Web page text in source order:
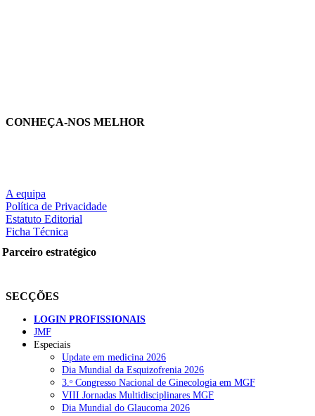
nas redes sociais:
RECENTES
Plataforma criada por estudantes apoia famílias após diagnóstico de
CONHEÇA-NOS MELHOR
A equipa
Política de Privacidade
Estatuto Editorial
Ficha Técnica
Parceiro estratégico
SECÇÕES
LOGIN PROFISSIONAIS
JMF
Especiais
Update em medicina 2026
Dia Mundial da Esquizofrenia 2026
3.ᵒ Congresso Nacional de Ginecologia em MGF
VIII Jornadas Multidisciplinares MGF
Dia Mundial do Glaucoma 2026